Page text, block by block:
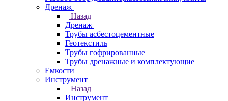
Дренаж
Назад
Дренаж
Трубы асбестоцементные
Геотекстиль
Трубы гофрированные
Трубы дренажные и комплектующие
Емкости
Инструмент
Назад
Инструмент